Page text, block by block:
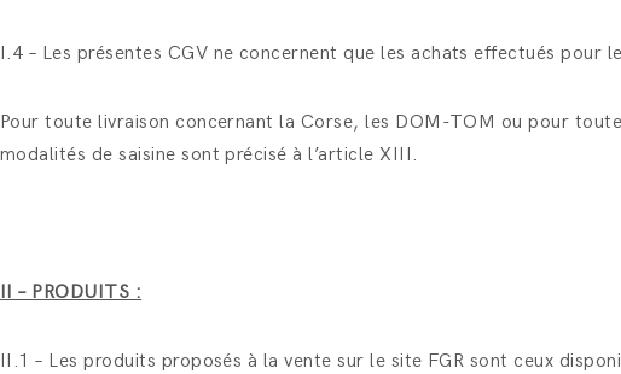
I.4 – Les présentes CGV ne concernent que les achats effectués
Pour toute livraison concernant la Corse, les DOM-TOM ou pour
modalités de saisine sont précisé à l’article XIII.
II – PRODUITS :
II.1 – Les produits proposés à la vente sur le site FGR sont ceux